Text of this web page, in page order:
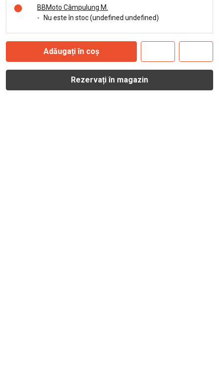
BBMoto Câmpulung M.
-
Nu este în stoc (undefined undefined)
Adăugați în coș
Rezervați în magazin